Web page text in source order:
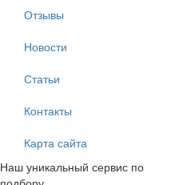
Отзывы
Новости
Статьи
Контакты
Карта сайта
Наш уникальный сервис по